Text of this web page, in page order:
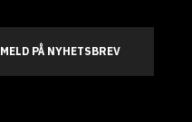
MELD PÅ NYHETSBREV